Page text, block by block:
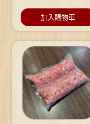
加入購物車